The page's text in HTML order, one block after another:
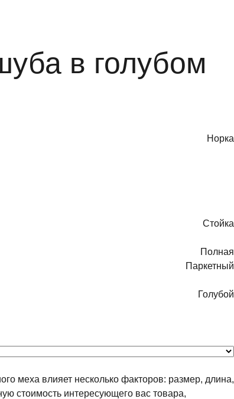
в голубом
Норка
Стойка
Полная
Паркетный
Голубой
меха влияет несколько факторов: размер, длина,
стоимость интересующего вас товара,